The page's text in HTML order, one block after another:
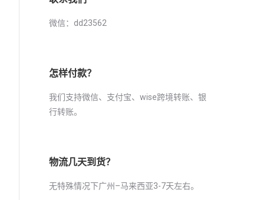
微信：dd23562
怎样付款？
我们支持微信、支付宝、wise跨境转账、银
行转账。
物流几天到货？
无特殊情况下广州–马来西亚3-7天左右。